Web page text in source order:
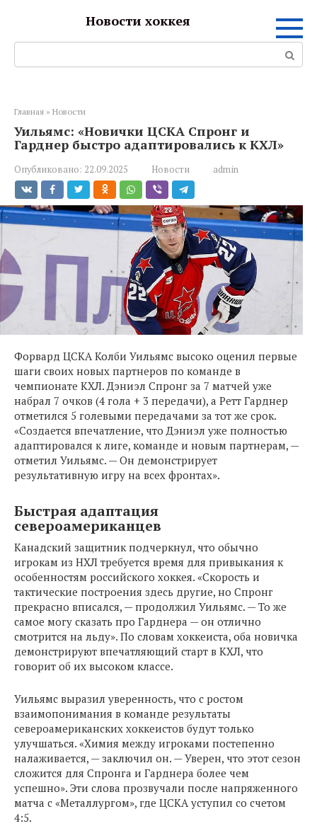
Новости хоккея
Поиск:
Главная » Новости
Уильямс: «Новички ЦСКА Спронг и
Гарднер быстро адаптировались к КХЛ»
Опубликовано: 22.09.2025 Новости admin
Форвард ЦСКА Колби Уильямс высоко оценил первые
шаги своих новых партнеров по команде в
чемпионате КХЛ. Дэниэл Спронг за 7 матчей уже
набрал 7 очков (4 гола + 3 передачи), а Ретт Гарднер
отметился 5 голевыми передачами за тот же срок.
«Создается впечатление, что Дэниэл уже полностью
адаптировался к лиге, команде и новым партнерам, —
отметил Уильямс. — Он демонстрирует
результативную игру на всех фронтах».
Быстрая адаптация
североамериканцев
Канадский защитник подчеркнул, что обычно
игрокам из НХЛ требуется время для привыкания к
особенностям российского хоккея. «Скорость и
тактические построения здесь другие, но Спронг
прекрасно вписался, — продолжил Уильямс. — То же
самое могу сказать про Гарднера — он отлично
смотрится на льду». По словам хоккеиста, оба новичка
демонстрируют впечатляющий старт в КХЛ, что
говорит об их высоком классе.
Уильямс выразил уверенность, что с ростом
взаимопонимания в команде результаты
североамериканских хоккеистов будут только
улучшаться. «Химия между игроками постепенно
налаживается, — заключил он. — Уверен, что этот сезон
сложится для Спронга и Гарднера более чем
успешно». Эти слова прозвучали после напряженного
матча с «Металлургом», где ЦСКА уступил со счетом
4:5.